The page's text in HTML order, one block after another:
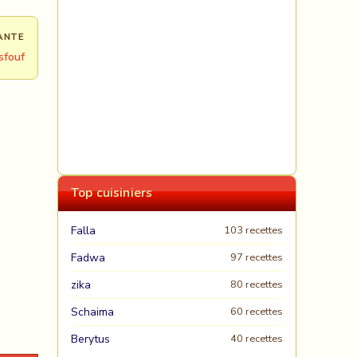
Top cuisiniers
Falla 103 recettes
Fadwa 97 recettes
zika 80 recettes
Schaima 60 recettes
Berytus
40 recettes